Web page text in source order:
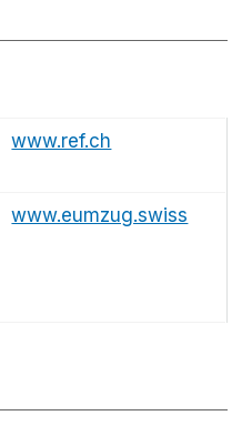
www.ref.ch
www.eumzug.swiss